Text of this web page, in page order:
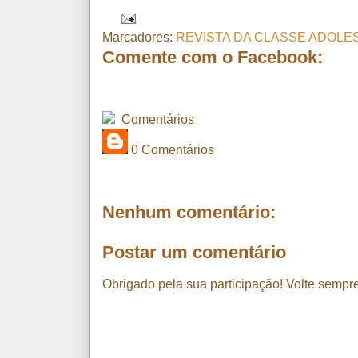
Marcadores: REVISTA DA CLASSE
Comente com o Facebook:
Comentários
0 Comentários
Nenhum comentário:
Postar um comentário
Obrigado pela sua participação! Volte